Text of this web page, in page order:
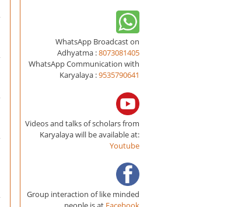
WhatsApp Broadcast on
Adhyatma :8073081405
WhatsApp Communication with
Karyalaya :9535790641
Videos and talks of scholars from
Karyalaya will be available at:
Youtube
Group interaction of like minded